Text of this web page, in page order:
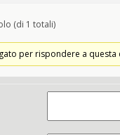
(di 1 totali)
per rispondere a questa